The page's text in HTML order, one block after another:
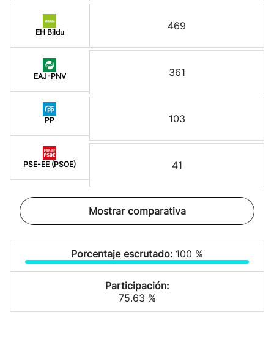
EH Bildu
EAJ-PNV
PP
PSE-EE (PSOE)
469
361
103
41
Mostrar comparativa
Porcentaje escrutado: 100 %
Participación:
75.63 %